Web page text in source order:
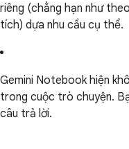
riêng (chẳng hạn như
tích) dựa nhu cầu cụ thể.
Gemini Notebook hiện
trong cuộc trò chuyện.
câu trả lời.